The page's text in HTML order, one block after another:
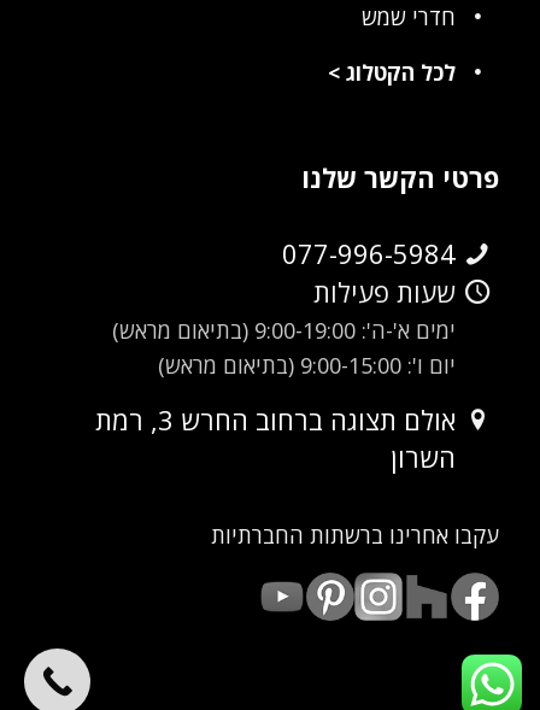
חדרי שמש
לכל הקטלוג>
פרטי הקשר שלנו
077-996-5984
שעות פעילות
ימים א'-ה': 9:00-19:00 (בתיאום מראש)
יום ו': 9:00-15:00 (בתיאום מראש)
אולם תצוגה ברחוב החרש 3, רמת
השרון
עקבו אחרינו ברשתות החברתיות